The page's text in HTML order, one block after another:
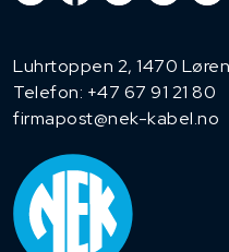
Luhrtoppen 2, 1470
Telefon: +47 67 91 21 80
firmapost@nek-kabel.no